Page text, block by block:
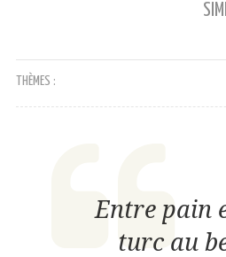
THÈMES :
Entre pain
turc au